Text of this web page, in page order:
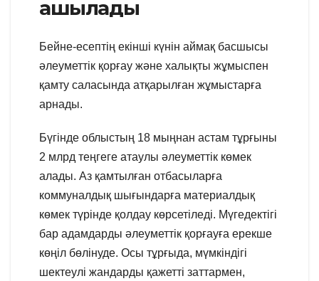
ашылады
Бейне-есептің екінші күнін аймақ басшысы
әлеуметтік қорғау және халықты жұмыспен
қамту саласында атқарылған жұмыстарға
арнады.
Бүгінде облыстың 18 мыңнан астам тұрғыны
2 млрд теңгеге атаулы әлеуметтік көмек
алады. Аз қамтылған отбасыларға
коммуналдық шығындарға материалдық
көмек түрінде қолдау көрсетіледі. Мүгедектігі
бар адамдарды әлеуметтік қорғауға ерекше
көңіл бөлінуде. Осы тұрғыда, мүмкіндігі
шектеулі жандарды қажетті заттармен,